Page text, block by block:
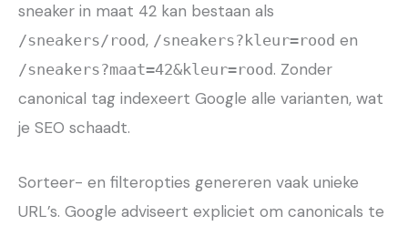
sneaker in maat 42 kan bestaan als
/sneakers/rood, /sneakers?kleur=rood en
/sneakers?maat=42&kleur=rood . Zonder
canonical tag indexeert Google alle varianten, wat
je SEO schaadt.
Sorteer- en filteropties genereren vaak unieke
URL’s. Google adviseert expliciet om canonicals te